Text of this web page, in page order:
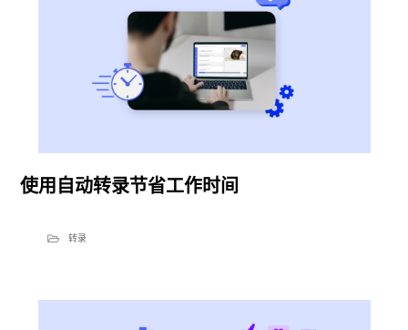
使用自动转录节省工作时间
转录